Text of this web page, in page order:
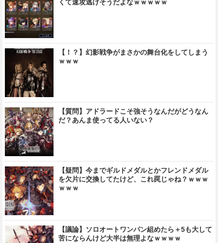
くて速攻逃げそうだよなｗｗｗｗｗ
【！？】幻影戦争がまさかの舞台化をしてしまう
ｗｗｗ
【質問】アドラードこそ強そうなんだがどうなん
だ？あんま使ってる人いない？
【疑問】今までギルドメダルとかフレンドメダル
を欠片に交換してたけど、これ罠じゃね？ｗｗｗ
ｗｗｗ
【議論】ソロオートワンパン組めたら＋5も大して
苦にならんけど大半は無理よなｗｗｗｗ